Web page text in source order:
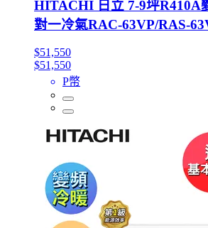
HITACHI 日立 7-9坪R410A
對一冷氣RAC-63VP/RAS-
$51,550
$51,550
P幣